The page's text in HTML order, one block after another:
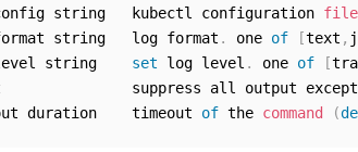
string   kubectl configuration file
string   log format . one of [text ,
string set log level . one of [
suppress all output except
duration    timeout of the command (